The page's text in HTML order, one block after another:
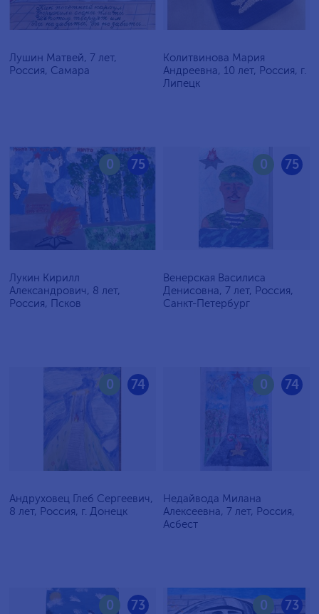
Лушин Матвей, 7 лет,
Россия, Самара
Колитвинова Мария
Андреевна, 10 лет, Россия, г.
Липецк
75
0
Лукин Кирилл
Александрович, 8 лет,
Россия, Псков
75
0
Венерская Василиса
Денисовна, 7 лет, Россия,
Санкт-Петербург
74
0
Андруховец Глеб Сергеевич,
8 лет, Россия, г. Донецк
74
0
Недайвода Милана
Алексеевна, 7 лет, Россия,
Асбест
73
0 73
0